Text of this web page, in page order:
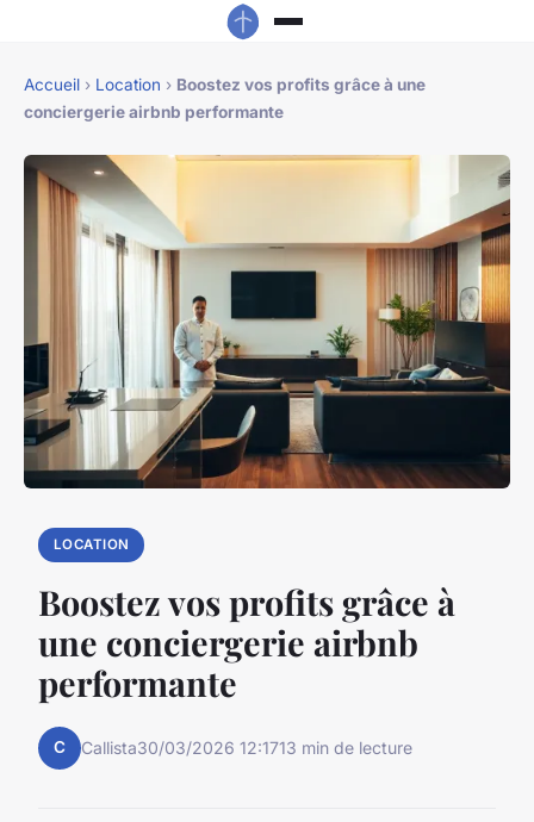
Accueil › Location › Boostez vos profits grâce à une
conciergerie airbnb performante
LOCATION
Boostez vos profits grâce à
une conciergerie airbnb
performante
C Callista30/03/2026 12:1713 min de lecture